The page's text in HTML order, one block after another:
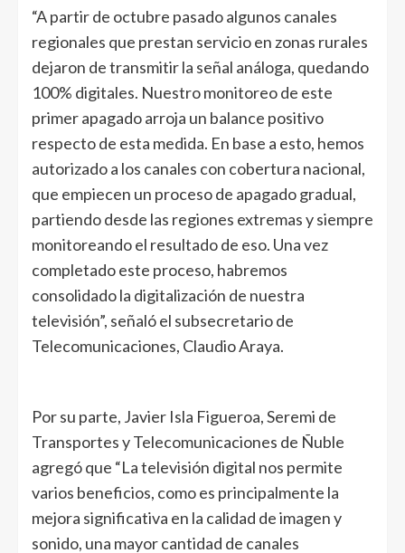
“A partir de octubre pasado algunos canales
regionales que prestan servicio en zonas rurales
dejaron de transmitir la señal análoga, quedando
100% digitales. Nuestro monitoreo de este
primer apagado arroja un balance positivo
respecto de esta medida. En base a esto, hemos
autorizado a los canales con cobertura nacional,
que empiecen un proceso de apagado gradual,
partiendo desde las regiones extremas y siempre
monitoreando el resultado de eso. Una vez
completado este proceso, habremos
consolidado la digitalización de nuestra
televisión”, señaló el subsecretario de
Telecomunicaciones, Claudio Araya.
Por su parte, Javier Isla Figueroa, Seremi de
Transportes y Telecomunicaciones de Ñuble
agregó que “La televisión digital nos permite
varios beneficios, como es principalmente la
mejora significativa en la calidad de imagen y
sonido, una mayor cantidad de canales